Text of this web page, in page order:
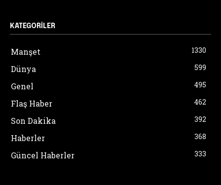
KATEGORILER
Manşet 1330
Dünya 599
Genel 495
Flaş Haber 462
Son Dakika 392
Haberler 368
Güncel Haberler 333